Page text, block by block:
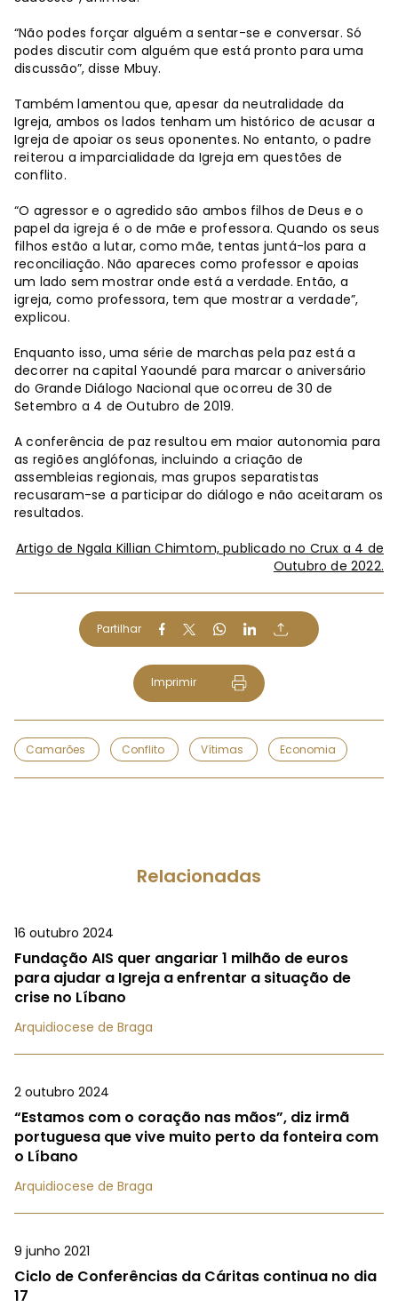
“Não podes forçar alguém a sentar-se e conversar. Só
podes discutir com alguém que está pronto para uma
discussão”, disse Mbuy.
Também lamentou que, apesar da neutralidade da
Igreja, ambos os lados tenham um histórico de acusar a
Igreja de apoiar os seus oponentes. No entanto, o padre
reiterou a imparcialidade da Igreja em questões de
conflito.
“O agressor e o agredido são ambos filhos de Deus e o
papel da igreja é o de mãe e professora. Quando os seus
filhos estão a lutar, como mãe, tentas juntá-los para a
reconciliação. Não apareces como professor e apoias
um lado sem mostrar onde está a verdade. Então, a
igreja, como professora, tem que mostrar a verdade”,
explicou.
Enquanto isso, uma série de marchas pela paz está a
decorrer na capital Yaoundé para marcar o aniversário
do Grande Diálogo Nacional que ocorreu de 30 de
Setembro a 4 de Outubro de 2019.
A conferência de paz resultou em maior autonomia para
as regiões anglófonas, incluindo a criação de
assembleias regionais, mas grupos separatistas
recusaram-se a participar do diálogo e não aceitaram os
resultados.
Artigo de Ngala Killian Chimtom, publicado no Crux a 4 de
Outubro de 2022.
Partilhar
Imprimir
Camarões Conflito Vítimas Economia
Relacionadas
16 outubro 2024
Fundação AIS quer angariar 1 milhão de euros
para ajudar a Igreja a enfrentar a situação de
crise no Líbano
Arquidiocese de Braga
2 outubro 2024
“Estamos com o coração nas mãos”, diz irmã
portuguesa que vive muito perto da fonteira com
o Líbano
Arquidiocese de Braga
9 junho 2021
Ciclo de Conferências da Cáritas continua no dia
17